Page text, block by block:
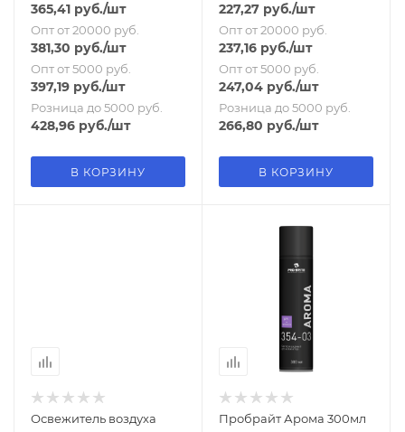
365,41 руб./шт
Опт от 20000 руб.
381,30 руб./шт
Опт от 5000 руб.
397,19 руб./шт
Розница до 5000 руб.
428,96 руб./шт
В КОРЗИНУ
227,27 руб./шт
Опт от 20000 руб.
237,16 руб./шт
Опт от 5000 руб.
247,04 руб./шт
Розница до 5000 руб.
266,80 руб./шт
В КОРЗИНУ
Освежитель воздуха
Пробрайт Арома 300мл